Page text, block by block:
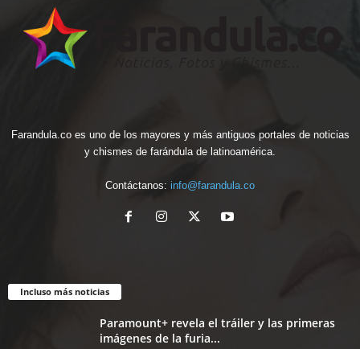
Farandula.co es uno de los mayores y más antiguos portales de noticias
y chismes de farándula de latinoamérica.
Contáctanos: info@farandula.co
Incluso más noticias
Paramount+ revela el tráiler y las primeras
imágenes de la furia...